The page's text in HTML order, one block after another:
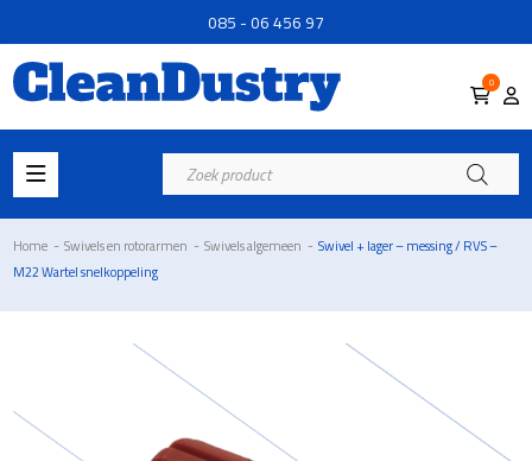
085 - 06 456 97
0
Producten
zoeken
Home - Swivels en rotorarmen - Swivels algemeen - Swivel + lager – messing / RVS –
M22 Wartel snelkoppeling